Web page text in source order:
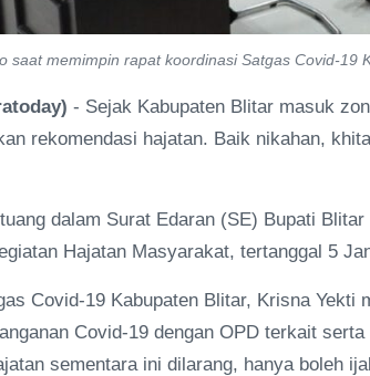
saat memimpin rapat koordinasi Satgas Covid-
- Sejak Kabupaten Blitar masuk
rekomendasi hajatan. Baik nikahan,
dalam Surat Edaran (SE) Bupati
Hajatan Masyarakat, tertanggal 5
Covid-19 Kabupaten Blitar, Krisna
Covid-19 dengan OPD terkait
sementara ini dilarang, hanya boleh